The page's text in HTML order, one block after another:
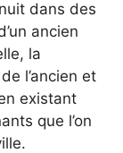
dans des
ancien
la
l’ancien et
existant
que l’on